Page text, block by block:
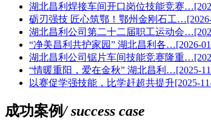
湖北昌利焊接车间开口岗位技能竞赛…
砺刃强技 匠心筑鄂！鄂州金刚石工…
湖北昌利公司第二十二届职工运动会…
“净美昌利共护家园” 湖北昌利各…[2026-
湖北昌利公司锯片车间技能竞赛隆重…
“情暖重阳，爱在金秋” 湖北昌利…[2025-
以赛促学强技能，比学赶超共提升[2025-
成功案例/ success case